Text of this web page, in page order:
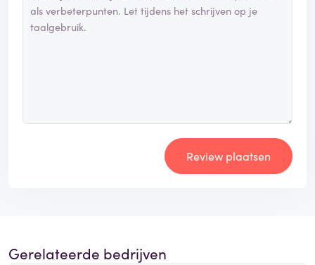
Review plaatsen
Gerelateerde bedrijven